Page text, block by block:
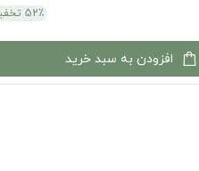
52٪ تخفیف
افزودن به سبد خرید